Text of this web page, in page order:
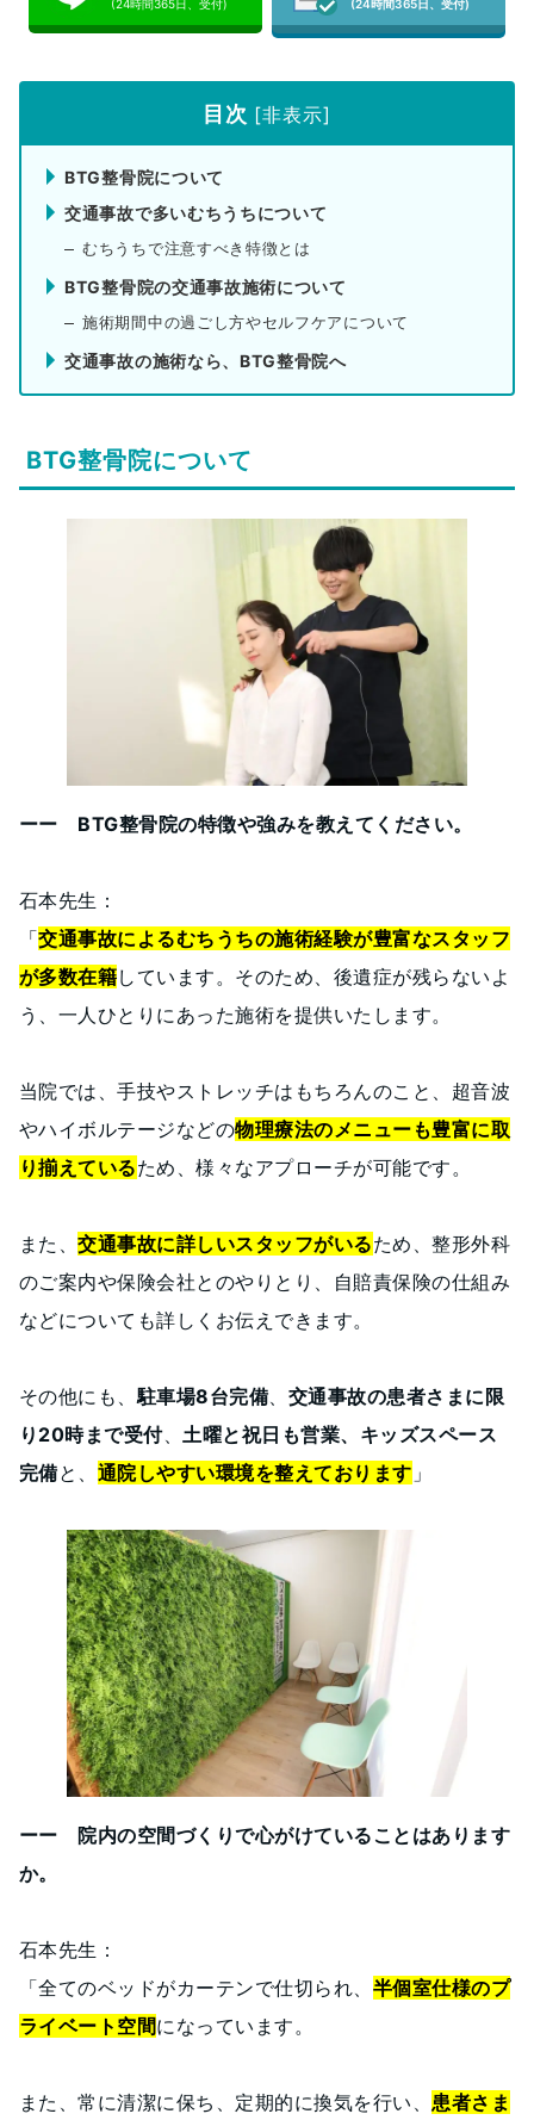
(24時間365日、受付) (24時間365日、受付)
目次 [非表示]
BTG整骨院について
交通事故で多いむちうちについて
むちうちで注意すべき特徴とは
BTG整骨院の交通事故施術について
施術期間中の過ごし方やセルフケアについて
交通事故の施術なら、BTG整骨院へ
BTG整骨院について
ーー BTG整骨院の特徴や強みを教えてください。
石本先生：
「交通事故によるむちうちの施術経験が豊富なスタッフ
が多数在籍しています。そのため、後遺症が残らないよ
う、一人ひとりにあった施術を提供いたします。
当院では、手技やストレッチはもちろんのこと、超音波
やハイボルテージなどの物理療法のメニューも豊富に取
り揃えているため、様々なアプローチが可能です。
また、交通事故に詳しいスタッフがいるため、整形外科
のご案内や保険会社とのやりとり、自賠責保険の仕組み
などについても詳しくお伝えできます。
その他にも、 駐車場8台完備
交通事故の患者さまに限
り20時まで受付、 土曜と祝日も営業、キッズスペース
完備と、 通院しやすい環境を整えております 」
ーー 院内の空間づくりで心がけていることはあります
か。
石本先生：
「全てのベッドがカーテンで仕切られ、 半個室仕様のプ
ライベート空間になっています。
また、常に清潔に保ち、定期的に換気を行い、 患者さま